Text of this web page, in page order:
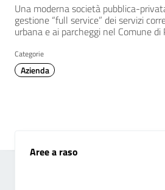
Una moderna società pubblica-
gestione “full service” dei servizi
urbana e ai parcheggi nel Comune di
Categorie
Azienda
Aree a raso